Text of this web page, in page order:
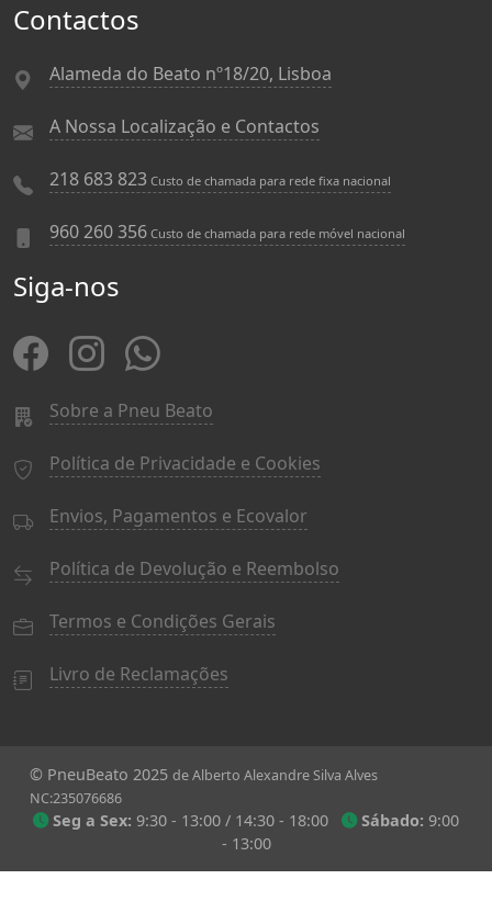
Contactos
Alameda do Beato nº18/20, Lisboa
A Nossa Localização e Contactos
218 683 823 Custo de chamada para rede fixa nacional
960 260 356 Custo de chamada para rede móvel nacional
Siga-nos
Sobre a Pneu Beato
Política de Privacidade e Cookies
Envios, Pagamentos e Ecovalor
Política de Devolução e Reembolso
Termos e Condições Gerais
Livro de Reclamações
© PneuBeato 2025 de Alberto Alexandre Silva Alves
NC:235076686
Seg a Sex: 9:30 - 13:00 / 14:30 - 18:00 Sábado: 9:00
- 13:00